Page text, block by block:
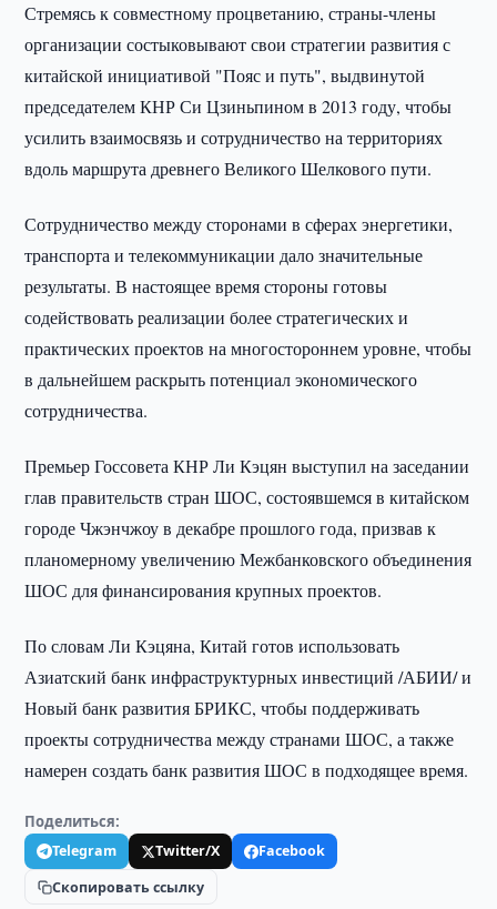
Стремясь к совместному процветанию, страны-члены
организации состыковывают свои стратегии развития с
китайской инициативой "Пояс и путь", выдвинутой
председателем КНР Си Цзиньпином в 2013 году, чтобы
усилить взаимосвязь и сотрудничество на территориях
вдоль маршрута древнего Великого Шелкового пути.
Сотрудничество между сторонами в сферах энергетики,
транспорта и телекоммуникации дало значительные
результаты. В настоящее время стороны готовы
содействовать реализации более стратегических и
практических проектов на многостороннем уровне, чтобы
в дальнейшем раскрыть потенциал экономического
сотрудничества.
Премьер Госсовета КНР Ли Кэцян выступил на заседании
глав правительств стран ШОС, состоявшемся в китайском
городе Чжэнчжоу в декабре прошлого года, призвав к
планомерному увеличению Межбанковского объединения
ШОС для финансирования крупных проектов.
По словам Ли Кэцяна, Китай готов использовать
Азиатский банк инфраструктурных инвестиций /АБИИ/ и
Новый банк развития БРИКС, чтобы поддерживать
проекты сотрудничества между странами ШОС, а также
намерен создать банк развития ШОС в подходящее время.
Поделиться:
Telegram Twitter/X
Facebook
Скопировать ссылку